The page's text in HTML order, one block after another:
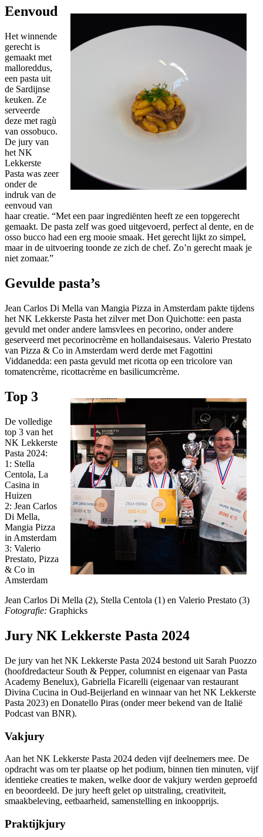
Eenvoud
Het winnende
gerecht is
gemaakt met
malloreddus,
een pasta uit
de Sardijnse
keuken. Ze
serveerde
deze met ragù
van ossobuco.
De jury van
het NK
Lekkerste
Pasta was zeer
onder de
indruk van de
eenvoud van
haar creatie. “Met een paar ingrediënten heeft ze een topgerecht
gemaakt. De pasta zelf was goed uitgevoerd, perfect al dente, en de
osso bucco had een erg mooie smaak. Het gerecht lijkt zo simpel,
maar in de uitvoering toonde ze zich de chef. Zo’n gerecht maak je
niet zomaar.”
Gevulde pasta’s
Jean Carlos Di Mella van Mangia Pizza in Amsterdam pakte tijdens
het NK Lekkerste Pasta het zilver met Don Quichotte: een pasta
gevuld met onder andere lamsvlees en pecorino, onder andere
geserveerd met pecorinocrème en hollandaisesaus. Valerio Prestato
van Pizza & Co in Amsterdam werd derde met Fagottini
Viddanedda: een pasta gevuld met ricotta op een tricolore van
tomatencrème, ricottacrème en basilicumcrème.
Top 3
De volledige
top 3 van het
NK Lekkerste
Pasta 2024:
1: Stella
Centola, La
Casina in
Huizen
2: Jean Carlos
Di Mella,
Mangia Pizza
in Amsterdam
3: Valerio
Prestato, Pizza
& Co in
Amsterdam
Jean Carlos Di Mella (2), Stella Centola (1) en Valerio Prestato (3)
Fotografie: Graphicks
Jury NK Lekkerste Pasta 2024
De jury van het NK Lekkerste Pasta 2024 bestond uit Sarah Puozzo
(hoofdredacteur South & Pepper, columnist en eigenaar van Pasta
Academy Benelux), Gabriella Ficarelli (eigenaar van restaurant
Divina Cucina in Oud-Beijerland en winnaar van het NK Lekkerste
Pasta 2023) en Donatello Piras (onder meer bekend van de Italië
Podcast van BNR).
Vakjury
Aan het NK Lekkerste Pasta 2024 deden vijf deelnemers mee. De
opdracht was om ter plaatse op het podium, binnen tien minuten, vijf
identieke creaties te maken, welke door de vakjury werden geproefd
en beoordeeld. De jury heeft gelet op uitstraling, creativiteit,
smaakbeleving, eetbaarheid, samenstelling en inkoopprijs.
Praktijkjury